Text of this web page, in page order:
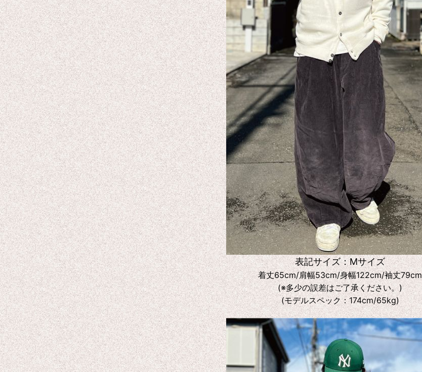
表記サイズ：Mサイズ
着丈65cm/肩幅53cm/身幅122cm/袖丈79cm
(※多少の誤差はご了承ください。)
(モデルスペック：174cm/65kg)